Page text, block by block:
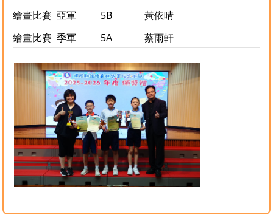
繪畫比賽 亞軍 5B
黃依晴
繪畫比賽 季軍 5A 蔡雨軒